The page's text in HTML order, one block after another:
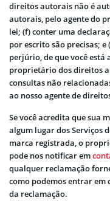
direitos autorais não é
autorais, pelo agente do
lei; (f) conter uma
por escrito são precisas;
perjúrio, de que você
proprietário dos direitos
consultas não
ao nosso agente de
Se você acredita que sua
algum lugar dos Serviços
marca registrada, o
pode nos notificar em
qualquer reclamação
como podemos entrar em
da reclamação.